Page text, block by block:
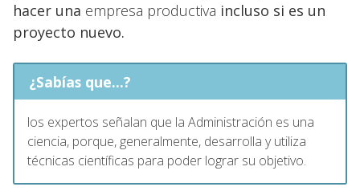
hacer una empresa productiva incluso si es un
proyecto nuevo.
¿Sabías que...?
los expertos señalan que la Administración es una
ciencia, porque, generalmente, desarrolla y utiliza
técnicas científicas para poder lograr su objetivo.